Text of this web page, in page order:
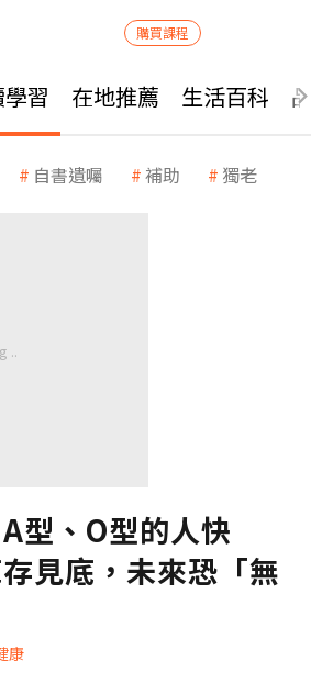
購買課程
習 在地推薦 生活百科
自書遺囑 補助 獨老
型、O型的人快
見底，未來恐「無
康